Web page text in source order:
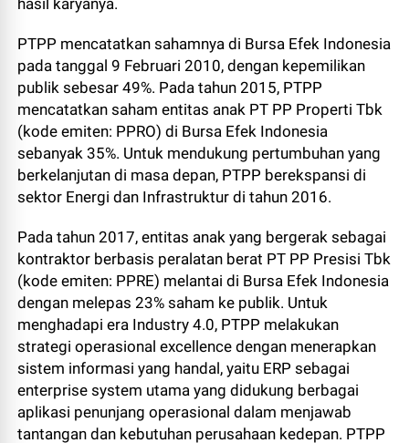
hasil karyanya.
PTPP mencatatkan sahamnya di Bursa Efek Indonesia
pada tanggal 9 Februari 2010, dengan kepemilikan
publik sebesar 49%. Pada tahun 2015, PTPP
mencatatkan saham entitas anak PT PP Properti Tbk
(kode emiten: PPRO) di Bursa Efek Indonesia
sebanyak 35%. Untuk mendukung pertumbuhan yang
berkelanjutan di masa depan, PTPP berekspansi di
sektor Energi dan Infrastruktur di tahun 2016.
Pada tahun 2017, entitas anak yang bergerak sebagai
kontraktor berbasis peralatan berat PT PP Presisi Tbk
(kode emiten: PPRE) melantai di Bursa Efek Indonesia
dengan melepas 23% saham ke publik. Untuk
menghadapi era Industry 4.0, PTPP melakukan
strategi operasional excellence dengan menerapkan
sistem informasi yang handal, yaitu ERP sebagai
enterprise system utama yang didukung berbagai
aplikasi penunjang operasional dalam menjawab
tantangan dan kebutuhan perusahaan kedepan. PTPP